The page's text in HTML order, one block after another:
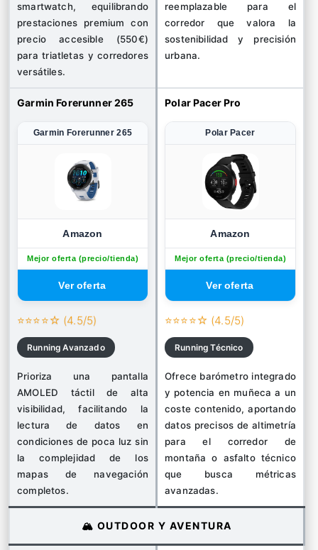
smartwatch, equilibrando
prestaciones premium con
precio accesible (550€)
para triatletas y corredores
versátiles.
reemplazable para el
corredor que valora la
sostenibilidad y precisión
urbana.
Garmin Forerunner 265
Garmin Forerunner 265
Amazon
Mejor oferta (precio/tienda)
⭐⭐⭐⭐☆ (4.5/5)
Running Avanzado
Prioriza una pantalla
AMOLED táctil de alta
visibilidad, facilitando la
lectura de datos en
condiciones de poca luz sin
la complejidad de los
mapas de navegación
completos.
Polar Pacer Pro
Polar Pacer
Amazon
Mejor oferta (precio/tienda)
⭐⭐⭐⭐☆ (4.5/5)
Running Técnico
Ofrece barómetro integrado
y potencia en muñeca a un
coste contenido, aportando
datos precisos de altimetría
para el corredor de
montaña o asfalto técnico
que busca métricas
avanzadas.
🏔️ OUTDOOR Y AVENTURA